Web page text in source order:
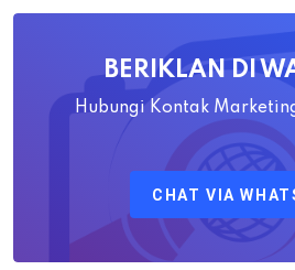
Ahadiat
Pertanahan
Kota
BERIKLAN DI
Hubungi Kontak
CHAT VIA